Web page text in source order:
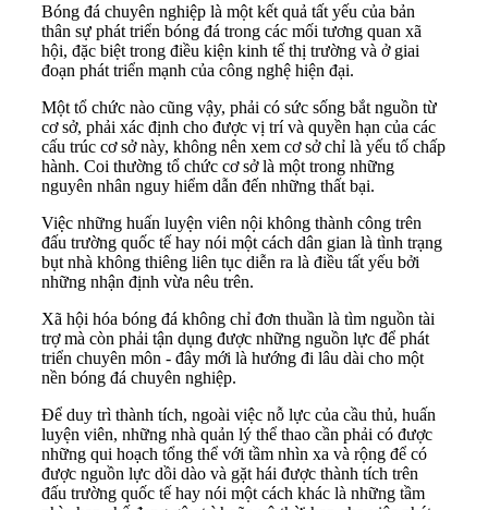
Bóng đá chuyên nghiệp là một kết quả tất yếu của bản
thân sự phát triển bóng đá trong các mối tương quan xã
hội, đặc biệt trong điều kiện kinh tế thị trường và ở giai
đoạn phát triển mạnh của công nghệ hiện đại.
Một tổ chức nào cũng vậy, phải có sức sống bắt nguồn từ
cơ sở, phải xác định cho được vị trí và quyền hạn của các
cấu trúc cơ sở này, không nên xem cơ sở chỉ là yếu tố chấp
hành. Coi thường tổ chức cơ sở là một trong những
nguyên nhân nguy hiểm dẫn đến những thất bại.
Việc những huấn luyện viên nội không thành công trên
đấu trường quốc tế hay nói một cách dân gian là tình trạng
bụt nhà không thiêng liên tục diễn ra là điều tất yếu bởi
những nhận định vừa nêu trên.
Xã hội hóa bóng đá không chỉ đơn thuần là tìm nguồn tài
trợ mà còn phải tận dụng được những nguồn lực để phát
triển chuyên môn - đây mới là hướng đi lâu dài cho một
nền bóng đá chuyên nghiệp.
Để duy trì thành tích, ngoài việc nỗ lực của cầu thủ, huấn
luyện viên, những nhà quản lý thể thao cần phải có được
những qui hoạch tổng thể với tầm nhìn xa và rộng để có
được nguồn lực dồi dào và gặt hái được thành tích trên
đấu trường quốc tế hay nói một cách khác là những tầm